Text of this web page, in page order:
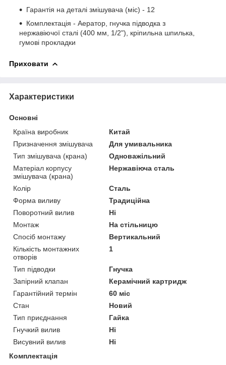
Гарантія на деталі змішувача (міс) - 12
Комплектація - Аератор, гнучка підводка з
нержавіючої сталі (400 мм, 1/2"), кріпильна шпилька,
гумові прокладки
Приховати
Характеристики
Основні
Країна виробник
Китай
Призначення змішувача
Для умивальника
Тип змішувача (крана)
Одноважільний
Матеріал корпусу
змішувача (крана)
Нержавіюча сталь
Колір
Сталь
Форма виливу
Традиційна
Поворотний вилив
Ні
Монтаж
На стільницю
Спосіб монтажу
Вертикальний
Кількість монтажних
отворів
1
Тип підводки
Гнучка
Запірний клапан
Керамічний картридж
Гарантійний термін
60 міс
Стан
Новий
Тип приєднання
Гайка
Гнучкий вилив
Ні
Висувний вилив
Ні
Комплектація